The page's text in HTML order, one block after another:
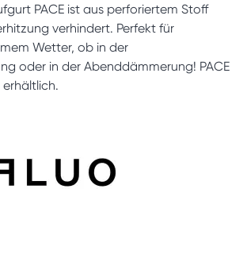
PACE ist aus perforiertem Stoff
verhindert. Perfekt für
Wetter, ob in der
oder in der Abenddämmerung! PACE
erhältlich.